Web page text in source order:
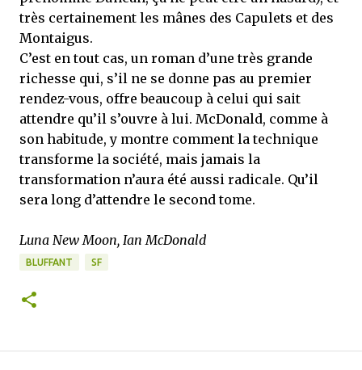
très certainement les mânes des Capulets et des
Montaigus.
C’est en tout cas, un roman d’une très grande
richesse qui, s’il ne se donne pas au premier
rendez-vous, offre beaucoup à celui qui sait
attendre qu’il s’ouvre à lui. McDonald, comme à
son habitude, y montre comment la technique
transforme la société, mais jamais la
transformation n’aura été aussi radicale. Qu’il
sera long d’attendre le second tome.
Luna New Moon, Ian McDonald
BLUFFANT SF